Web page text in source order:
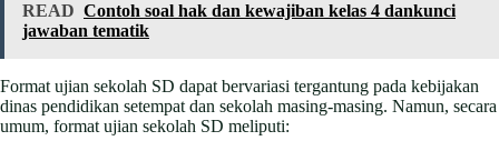
READ Contoh soal hak dan kewajiban kelas 4 dankunci
jawaban tematik
Format ujian sekolah SD dapat bervariasi tergantung pada kebijakan
dinas pendidikan setempat dan sekolah masing-masing. Namun, secara
umum, format ujian sekolah SD meliputi: